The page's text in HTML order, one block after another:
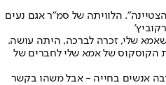
הלוויתה של סמ"ר אגם נעים
שלי, זכרה לברכה, היתה עושה.
הקוסקוס של אמא שלי לחברים של
אנשים בחייה - אבל משהו בקשר